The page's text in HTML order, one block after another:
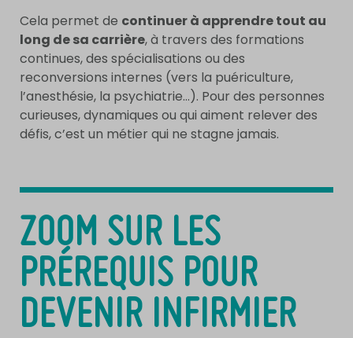
Cela permet de continuer à apprendre tout au
long de sa carrière, à travers des formations
continues, des spécialisations ou des
reconversions internes (vers la puériculture,
l’anesthésie, la psychiatrie…). Pour des personnes
curieuses, dynamiques ou qui aiment relever des
défis, c’est un métier qui ne stagne jamais.
ZOOM SUR LES
PRÉREQUIS POUR
DEVENIR INFIRMIER